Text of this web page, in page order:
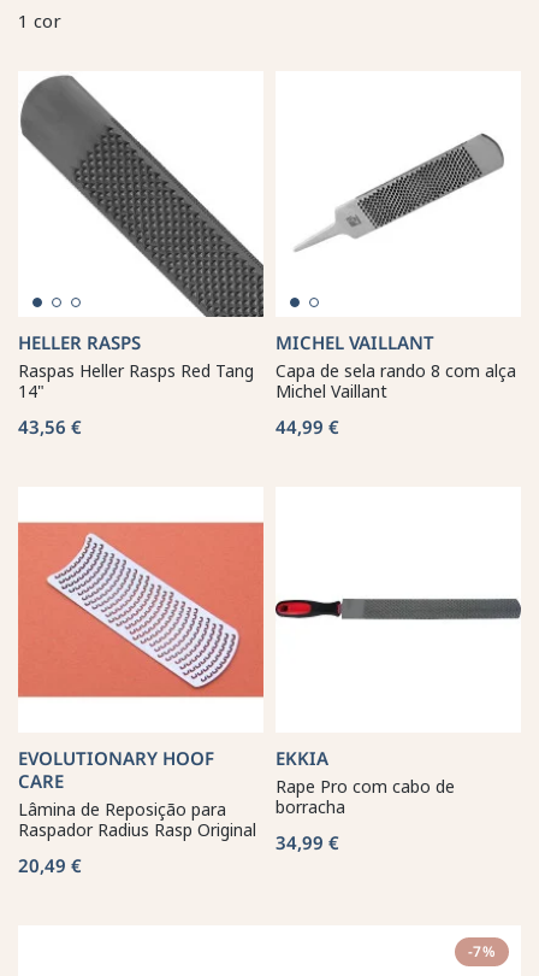
1 cor
HELLER RASPS
Raspas Heller Rasps Red Tang
14"
43,56 €
MICHEL VAILLANT
Capa de sela rando 8 com alça
Michel Vaillant
44,99 €
EVOLUTIONARY HOOF
CARE
Lâmina de Reposição para
Raspador Radius Rasp Original
20,49 €
EKKIA
Rape Pro com cabo de
borracha
34,99 €
-7%